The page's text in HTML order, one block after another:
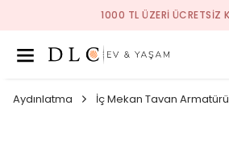
1000 TL ÜZERI ÜCRETSIZ KARGO
Aydınlatma İç Mekan Tavan Armatürü